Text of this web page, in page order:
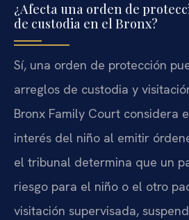
¿Afecta una orden de
de custodia en el Bronx?
Sí, una orden de protección
arreglos de custodia y
Bronx Family Court considera
interés del niño al emitir
el tribunal determina que un
riesgo para el niño o el otro
visitación supervisada,